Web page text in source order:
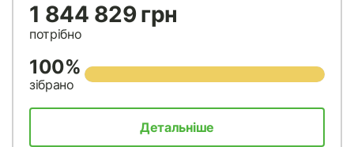
1 844 829 грн
потрібно
100%
зібрано
Детальніше